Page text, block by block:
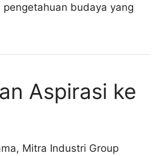
budaya yang
Aspirasi ke
Mitra Industri Group